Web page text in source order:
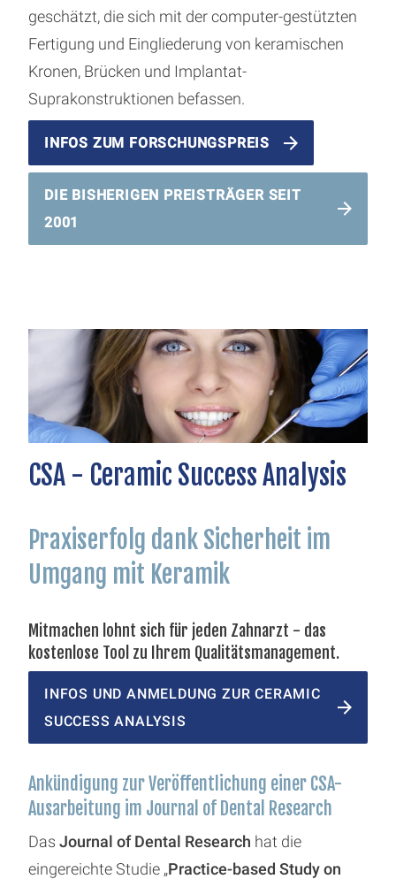
geschätzt, die sich mit der computer-gestützten
Fertigung und Eingliederung von keramischen
Kronen, Brücken und Implantat-
Suprakonstruktionen befassen.
INFOS ZUM FORSCHUNGSPREIS
DIE BISHERIGEN PREISTRÄGER SEIT
2001
CSA - Ceramic Success Analysis
Praxiserfolg dank Sicherheit im
Umgang mit Keramik
Mitmachen lohnt sich für jeden Zahnarzt - das
kostenlose Tool zu Ihrem Qualitätsmanagement.
INFOS UND ANMELDUNG ZUR CERAMIC
SUCCESS ANALYSIS
Ankündigung zur Veröffentlichung einer CSA-
Ausarbeitung im Journal of Dental Research
Das Journal of Dental Research hat die
eingereichte Studie „Practice-based Study on